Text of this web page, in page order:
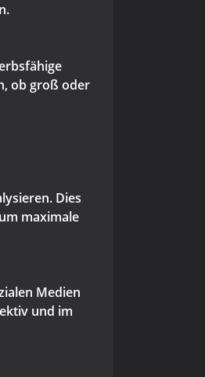
ob groß oder
Dies
maximale
Medien
und im